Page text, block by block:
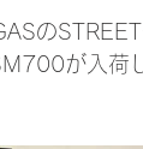
の
が入荷